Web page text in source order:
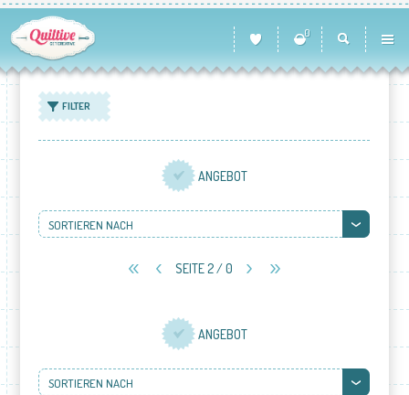
0
FILTER
ANGEBOT
SORTIEREN NACH
SEITE 2 / 0
ANGEBOT
SORTIEREN NACH